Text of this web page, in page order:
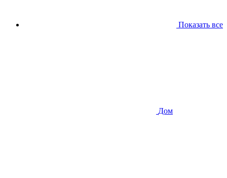
Показать все
Дом